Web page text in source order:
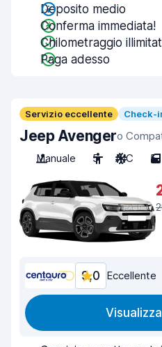
Deposito medio
Conferma immediata!
Chilometraggio
Paga adesso
Servizio eccellente Check-
Jeep Avengero
Manuale
5 A/C 5
9,0 Eccellente